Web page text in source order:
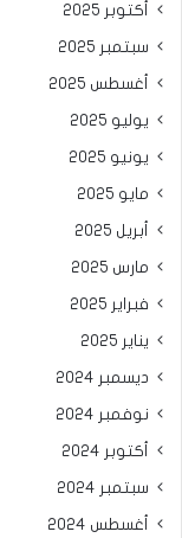
أكتوبر 2025
سبتمبر 2025
أغسطس 2025
يوليو 2025
يونيو 2025
مايو 2025
أبريل 2025
مارس 2025
فبراير 2025
يناير 2025
ديسمبر 2024
نوفمبر 2024
أكتوبر 2024
سبتمبر 2024
أغسطس 2024